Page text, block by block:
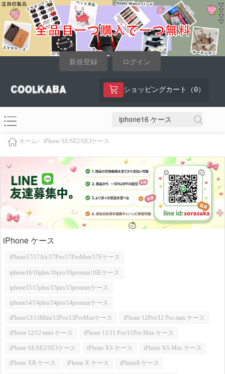
新規登録 ログイン
ショッピングカート（ 0）
ホーム> iPhone SE/SE2/SE3ケース
iPhone ケース
iPhone17/17Air/17Pro/17ProMax/17Eケース
iphone16/16plus/16pro/16promax/16Eケース
iphone15/15plus/15pro/15promaxケース
iphone14/14plus/14pro/14promaxケース
iPhone13/13Mini/13Pro/13ProMaxケース iPhone 12Pro/12 Pro max ケース
iPhone 12/12 mini ケース iPhone 11/11 Pro/11Pro Max ケース
iPhone SE/SE2/SE3ケース iPhone XS ケース iPhone XS Max ケース
iPhone XR ケース iPhone X ケース iPhone8 ケース